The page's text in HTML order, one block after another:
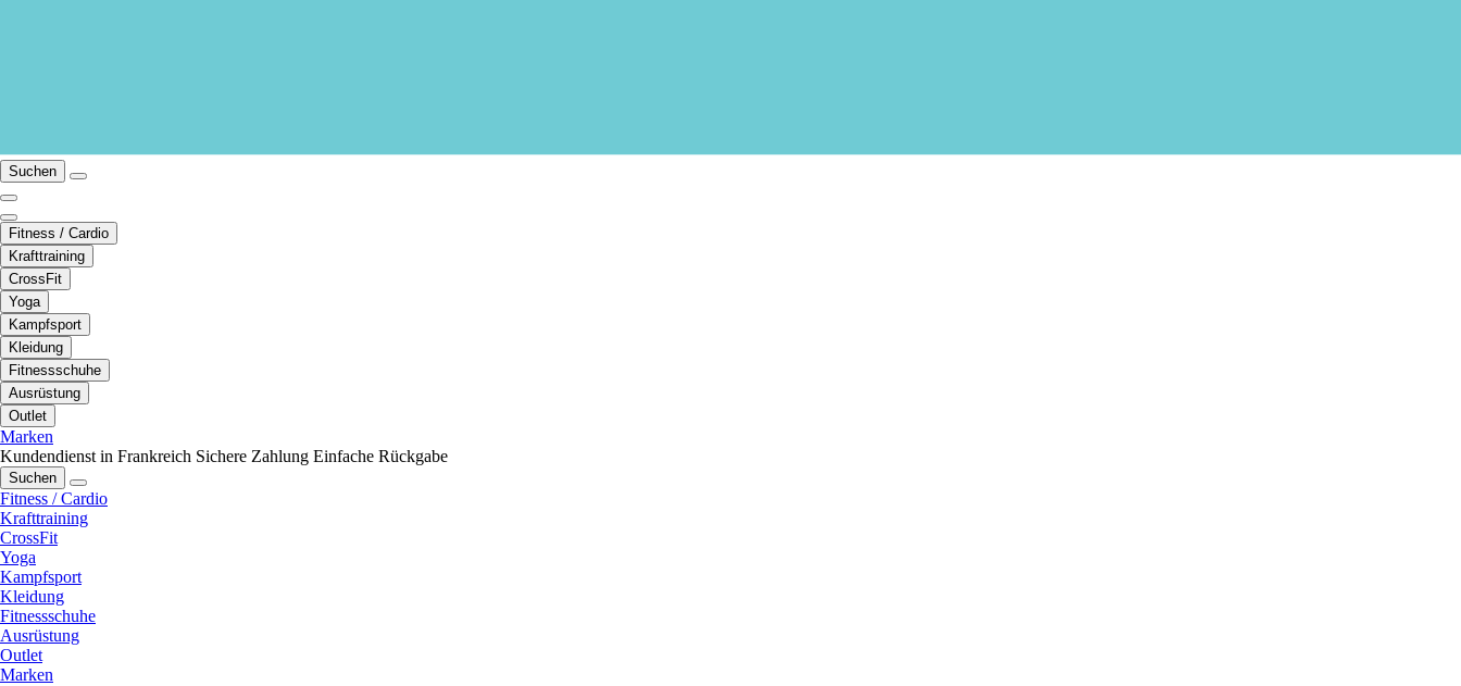
Suchen
Fitness / Cardio
Krafttraining
CrossFit
Yoga
Kampfsport
Kleidung
Fitnessschuhe
Ausrüstung
Outlet
Marken
Kundendienst in Frankreich Sichere Zahlung Einfache Rückgabe
Suchen
Fitness / Cardio
Krafttraining
CrossFit
Yoga
Kampfsport
Kleidung
Fitnessschuhe
Ausrüstung
Outlet
Marken